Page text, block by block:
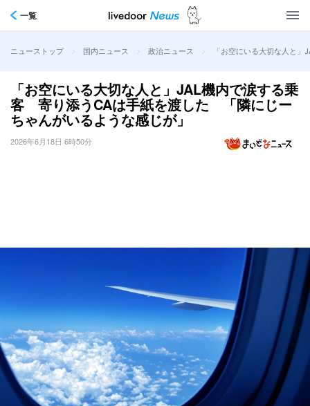
一覧
ニューストップ > 国内ニュース > 政治ニュース > 「お空にいる大切な人と
「お空にいる大切な人と」JAL機内で涙する乗
客 寄り添うCAは手紙を渡した 「隣にじー
ちゃんがいるような感じが」
2026年6月18日 6時50分